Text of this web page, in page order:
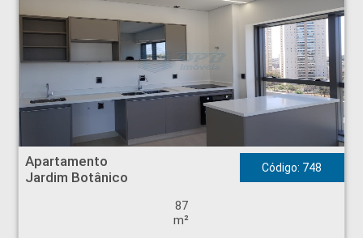
Apartamento - Jardim Botânico - Ribeirão Preto
Apartamento
Jardim Botânico
Código: 748
87
m²